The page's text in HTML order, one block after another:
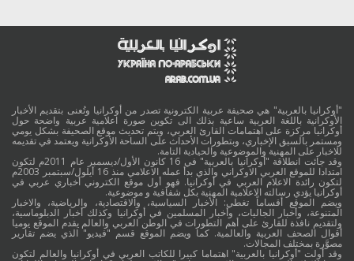
"أوكرانيا بالعربية" هي صحيفة عربية الكترونية تصدر من أوكرانيا وتُعنى بتقديم الأخبار
الأوكرانية باللغة العربية ساعية بذلك الى تكوين صورة اعلامية عربية واضحة حول
أوكرانيا مركزة على اهتمامات القارئ العربي، ويتم تحديث موقع الصحيفة بشكل يومي
ومستمر بالسبق الإخباري، وبتطورات الأحداث على الساحة الأوكرانية ويعتمد في تقديمه
للاخبار على المهنية والموضوعية والحيادية التامة.
وقد جائت انطلاقة "أوكرانيا بالعربية" في 16 كانون الأول/ديسمبر عام 2011م لتكون
امتدادا للموقع العربي الاوكراني والذي بدأ عمله الاعلامي منذ 16 أيلول/سبتمبر 2003م
لتكون رائدة الاعلام العربي في أوكرانيا. فهو أول موقع الكتروني أخباري عربي في
أوكرانيا يؤدي رسالته الاعلامية المهنية بكل شفافية و موضوعية.
ويضم الموقع أقساماً تغطي: الأخبار السياسية، والاقتصادية، والرياضية، والاخبار
المتنوعة، وأخبار الجاليات، وأخبار المسلمين في أوكرانيا وكذلك أخبار الدبلوماسية،
ولتقديم نافذة للقارئ على أهم التطورات في الوطن العربي والعالم يقدم الموقع يوميا
أقوال الصحف العربية والعالمية. كما ويضم الموقع قسم "فيديو" الذي يضم تقارير
مصوَّرة بمختلف المجالات.
وقد أولت "أوكرانيا بالعربية" اهتماما كبيرا للكاتب العربي في أوكرانيا والعالم لتكون